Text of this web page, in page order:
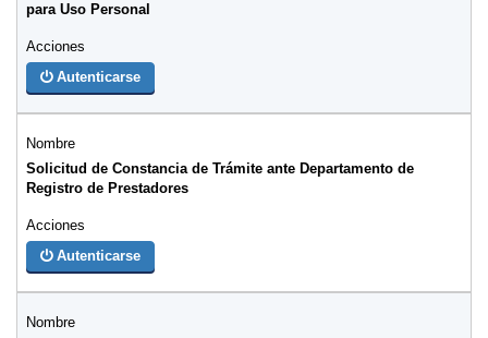
para Uso Personal
Autenticarse
Solicitud de Constancia de Trámite ante Departamento de
Registro de Prestadores
Autenticarse